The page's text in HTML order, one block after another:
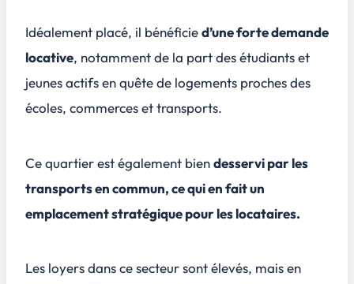
Idéalement placé, il bénéficied’une forte demande
locative, notamment de la part des étudiants et
jeunes actifs en quête de logements proches des
écoles, commerces et transports.
Ce quartier est également biendesservi par les
transports en commun, ce qui en fait un
emplacement stratégique pour les locataires.
Les loyers dans ce secteur sont élevés, mais en